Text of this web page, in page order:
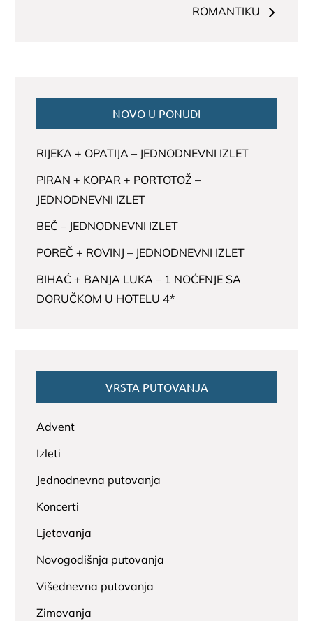
ROMANTIKU
NOVO U PONUDI
RIJEKA + OPATIJA – JEDNODNEVNI IZLET
PIRAN + KOPAR + PORTOTOŽ –
JEDNODNEVNI IZLET
BEČ – JEDNODNEVNI IZLET
POREČ + ROVINJ – JEDNODNEVNI IZLET
BIHAĆ + BANJA LUKA – 1 NOĆENJE SA
DORUČKOM U HOTELU 4*
VRSTA PUTOVANJA
Advent
Izleti
Jednodnevna putovanja
Koncerti
Ljetovanja
Novogodišnja putovanja
Višednevna putovanja
Zimovanja